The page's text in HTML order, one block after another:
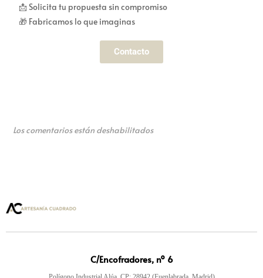
📩 Solicita tu propuesta sin compromiso
🎁 Fabricamos lo que imaginas
Contacto
Los comentarios están deshabilitados
C/Encofradores, nº 6